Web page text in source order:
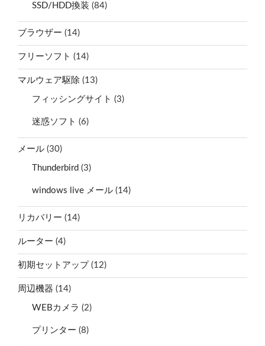
SSD/HDD換装 (84)
ブラウザー (14)
フリーソフト (14)
マルウェア駆除 (13)
フィッシングサイト (3)
迷惑ソフト (6)
メール (30)
Thunderbird (3)
windows live メール (14)
リカバリー (14)
ルーター (4)
初期セットアップ (12)
周辺機器 (14)
WEBカメラ (2)
プリンター (8)